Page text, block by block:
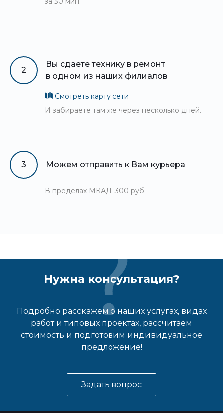
2
Вы сдаете технику в ремонт
в одном из наших филиалов
Смотреть карту сети
И забираете там же через несколько дней.
3 Можем отправить к Вам курьера
В пределах МКАД: 300 руб.
Нужна консультация?
Подробно расскажем о наших услугах, видах
работ и типовых проектах, рассчитаем
стоимость и подготовим индивидуальное
предложение!
Задать вопрос